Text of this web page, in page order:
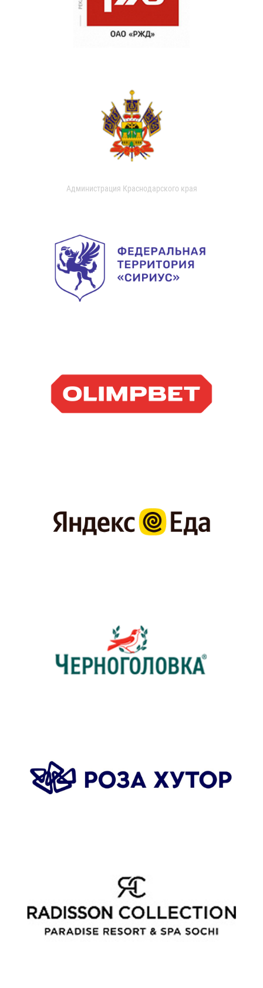
Администрация Краснодарского края